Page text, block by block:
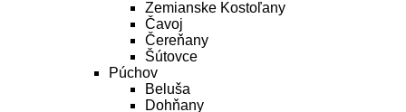
Zemianske Kostoľany
Čavoj
Čereňany
Šútovce
Púchov
Beluša
Dohňany